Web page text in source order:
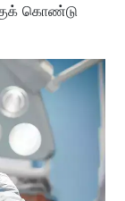
கொண்டு